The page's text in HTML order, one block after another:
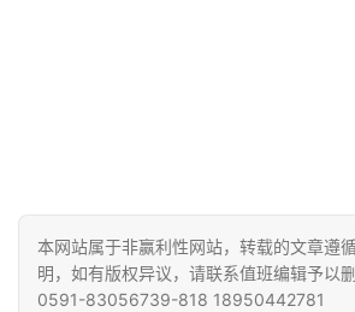
本网站属于非赢利性网站，转载的文章遵
明，如有版权异议，请联系值班编辑予以
0591-83056739-818 18950442781